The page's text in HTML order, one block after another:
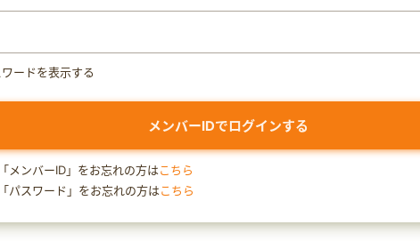
ワードを表示する
「メンバーID」をお忘れの方はこちら
「パスワード」をお忘れの方はこちら